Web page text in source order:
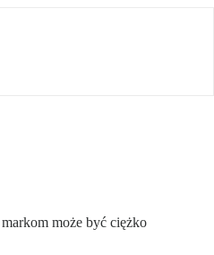
może być ciężko